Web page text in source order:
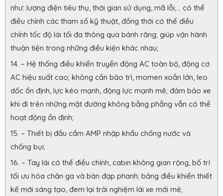
như: lượng điện tiêu thụ, thời gian sử dụng, mã lỗi;… có thể
điều chỉnh các tham số kỹ thuật, đồng thời có thể điều
chỉnh tốc độ lái tối đa thông qua bánh răng; giúp vận hành
thuận tiện trong những điều kiện khác nhau;
– Hệ thống điều khiển truyền động AC toàn bộ, động cơ
AC hiệu suất cao; không cần bảo trì, momen xoắn lớn, leo
dốc ổn định, lực kéo mạnh, động lực mạnh mẽ; đảm bảo xe
khi đi trên những mặt đường không bằng phẳng vẫn có thể
hoạt động ổn định;
– Thiết bị đầu cắm AMP nhập khẩu chống nước và
chống bụi;
– Tay lái có thể điều chỉnh, cabin không gian rộng, bố trí
tối ưu hóa chân ga và bàn đạp phanh; bảng điều khiển thiết
kế mới sáng tạo, đem lại trải nghiệm lái xe mới mẻ;